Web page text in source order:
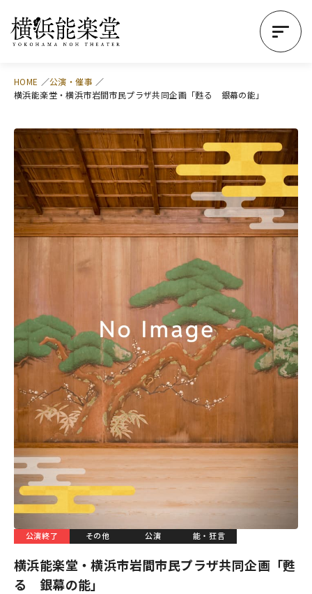
HOME
公演・催事
横浜能楽堂・横浜市岩間市民プラザ共同企画「甦る 銀幕の能」
公演終了 その他 公演 能・狂言
横浜能楽堂・横浜市岩間市民プラザ共同企画「甦
る 銀幕の能」